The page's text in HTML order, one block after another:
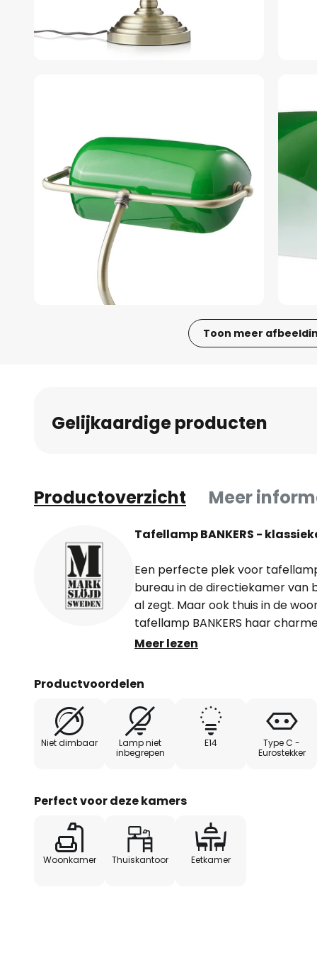
Toon meer
vanGelijkaardige producten
Productoverzicht Meer
Tafellamp BANKERS -
Een perfecte plek voor
bureau in de directiekamer van
al zegt. Maar ook thuis in de
tafellamp BANKERS haar
oud messingkleurig metaal. De
Meer lezen
Productvoordelen
Niet dimbaar
Lamp niet
inbegrepen
E14
Type C -
Eurostekker
Perfect voor deze kamers
Woonkamer Thuiskantoor Eetkamer